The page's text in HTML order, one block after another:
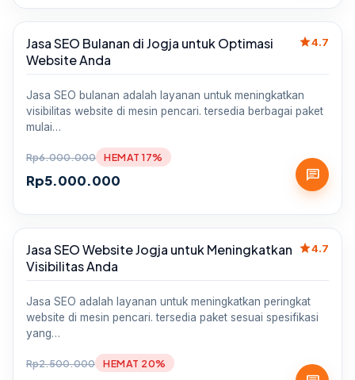
Sale
Jasa SEO Bulanan di Jogja untuk Optimasi
Website Anda
star4.7
Jasa SEO bulanan adalah layanan untuk meningkatkan
visibilitas website di mesin pencari. tersedia berbagai paket
mulai…
Rp6.000.000
Rp5.000.000
HEMAT 17%
chat
Sale
Jasa SEO Website Jogja untuk Meningkatkan
Visibilitas Anda
star4.7
Jasa SEO adalah layanan untuk meningkatkan peringkat
website di mesin pencari. tersedia paket sesuai spesifikasi
yang…
Rp2.500.000 HEMAT 20%